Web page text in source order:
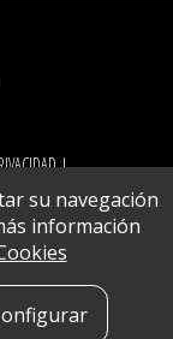
|
su navegación
información